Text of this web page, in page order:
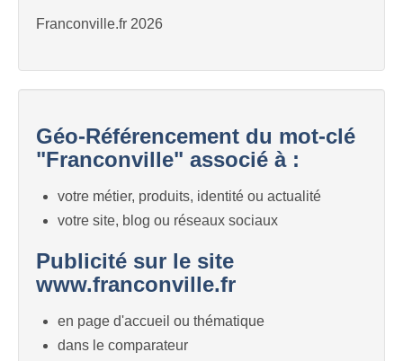
Franconville.fr 2026
Géo-Référencement du mot-clé
"Franconville" associé à :
votre métier, produits, identité ou actualité
votre site, blog ou réseaux sociaux
Publicité sur le site
www.franconville.fr
en page d'accueil ou thématique
dans le comparateur